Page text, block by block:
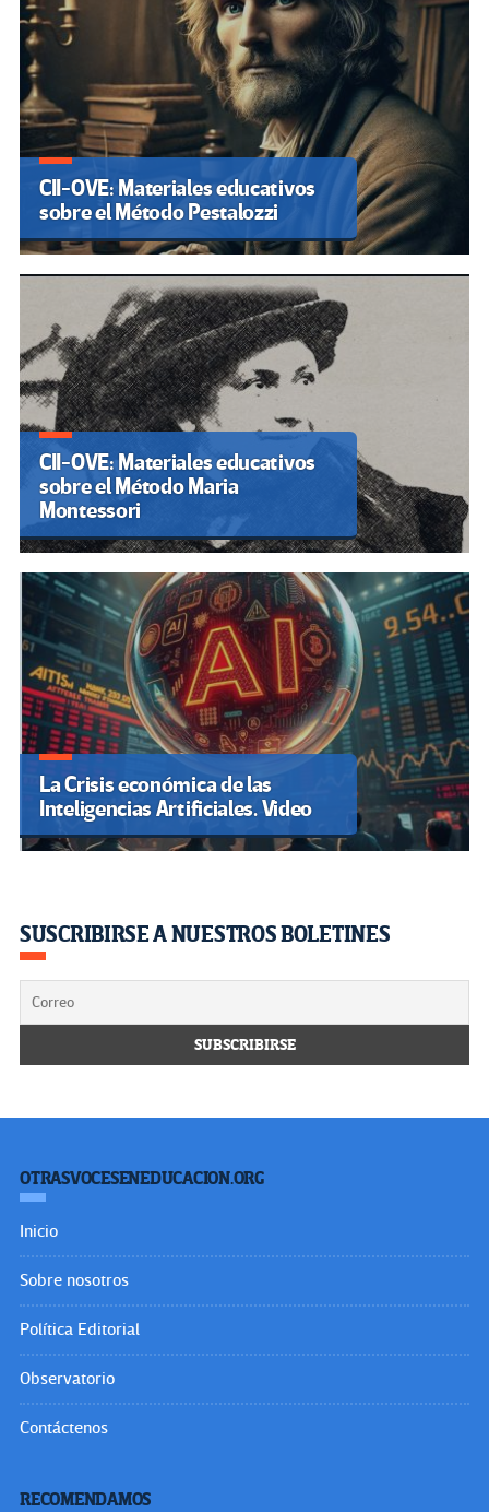
CII-OVE: Materiales educativos
sobre el Método Pestalozzi
CII-OVE: Materiales educativos
sobre el Método Maria
Montessori
La Crisis económica de las
Inteligencias Artificiales. Video
SUSCRIBIRSE A NUESTROS BOLETINES
OTRASVOCESENEDUCACION.ORG
Inicio
Sobre nosotros
Política Editorial
Observatorio
Contáctenos
RECOMENDAMOS